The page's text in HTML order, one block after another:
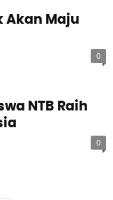
Akan Maju
0
NTB Raih
0